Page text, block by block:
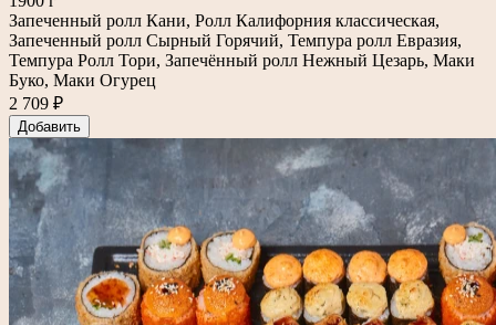
Запеченный ролл Кани, Ролл Калифорния классическая,
Запеченный ролл Сырный Горячий, Темпура ролл Евразия,
Темпура Ролл Тори, Запечённый ролл Нежный Цезарь, Маки
Буко, Маки Огурец
2 709 ₽
Добавить